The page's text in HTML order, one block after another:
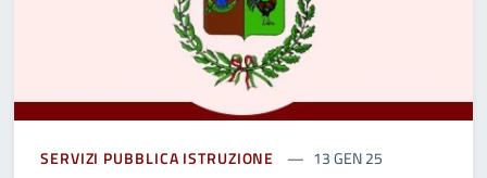
SERVIZI PUBBLICA ISTRUZIONE 13 GEN 25